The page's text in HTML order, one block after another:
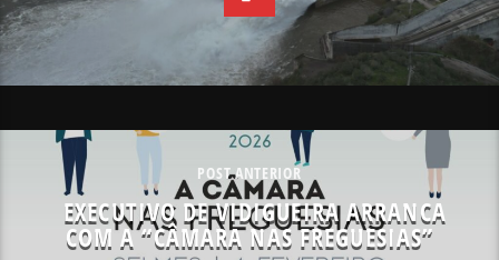
POST ANTERIOR
EXECUTIVO DE VIDIGUEIRA ARRANCA
COM A “CÂMARA NAS FREGUESIAS”